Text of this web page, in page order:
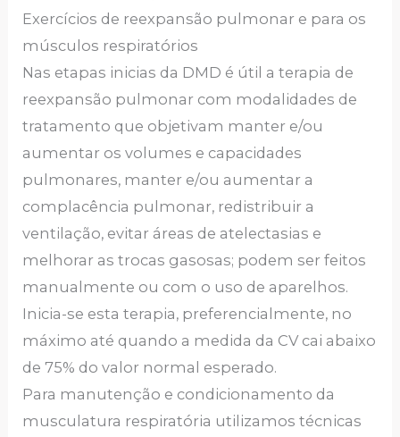
Exercícios de reexpansão pulmonar e para os
músculos respiratórios
Nas etapas inicias da DMD é útil a terapia de
reexpansão pulmonar com modalidades de
tratamento que objetivam manter e/ou
aumentar os volumes e capacidades
pulmonares, manter e/ou aumentar a
complacência pulmonar, redistribuir a
ventilação, evitar áreas de atelectasias e
melhorar as trocas gasosas; podem ser feitos
manualmente ou com o uso de aparelhos.
Inicia-se esta terapia, preferencialmente, no
máximo até quando a medida da CV cai abaixo
de 75% do valor normal esperado.
Para manutenção e condicionamento da
musculatura respiratória utilizamos técnicas